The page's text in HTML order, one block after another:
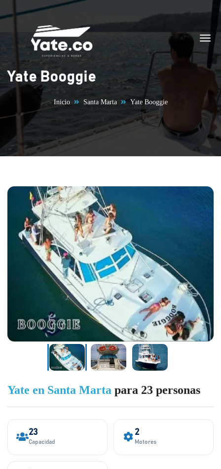
Saltar al contenido
Yate Booggie
Inicio Santa Marta Yate Booggie
Yate en Santa Marta para 23 personas
23
Capacidad
2
Motores